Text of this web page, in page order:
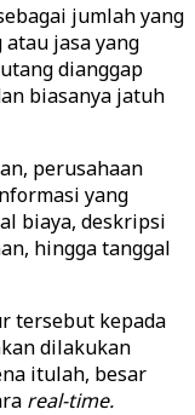
jumlah yang
jasa yang
dianggap
biasanya jatuh
perusahaan
yang
biaya, deskripsi
hingga tanggal
tersebut kepada
dilakukan
itulah, besar
real-time.